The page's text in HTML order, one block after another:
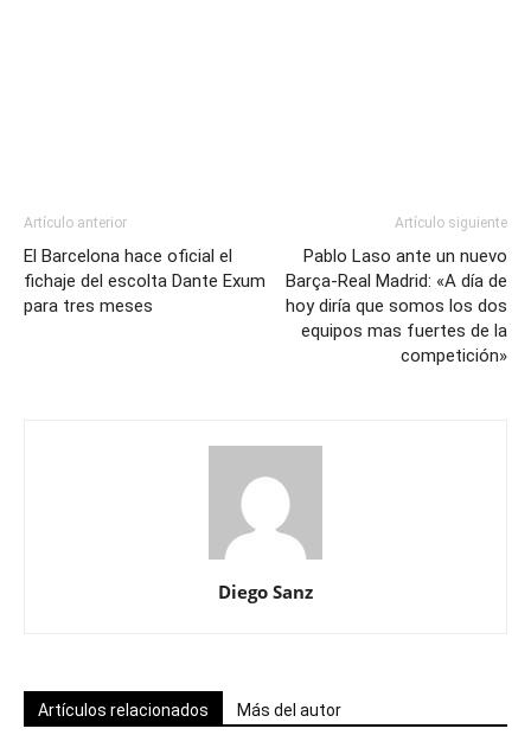
Artículo anterior
El Barcelona hace oficial el
fichaje del escolta Dante Exum
para tres meses
Artículo siguiente
Pablo Laso ante un nuevo
Barça-Real Madrid: «A día de
hoy diría que somos los dos
equipos mas fuertes de la
competición»
Diego Sanz
Artículos relacionados Más del autor